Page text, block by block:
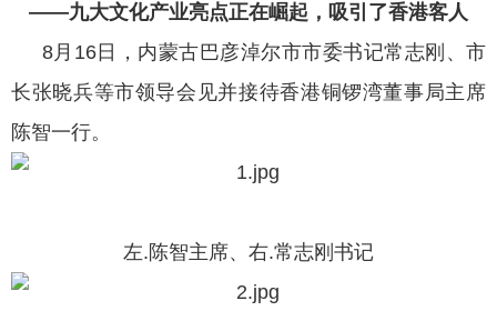
——九大文化产业亮点正在崛起，吸引了香港客人
8月16日，内蒙古巴彦淖尔市市委书记常志刚、市
长张晓兵等市领导会见并接待香港铜锣湾董事局主席
陈智一行。
左.陈智主席、右.常志刚书记